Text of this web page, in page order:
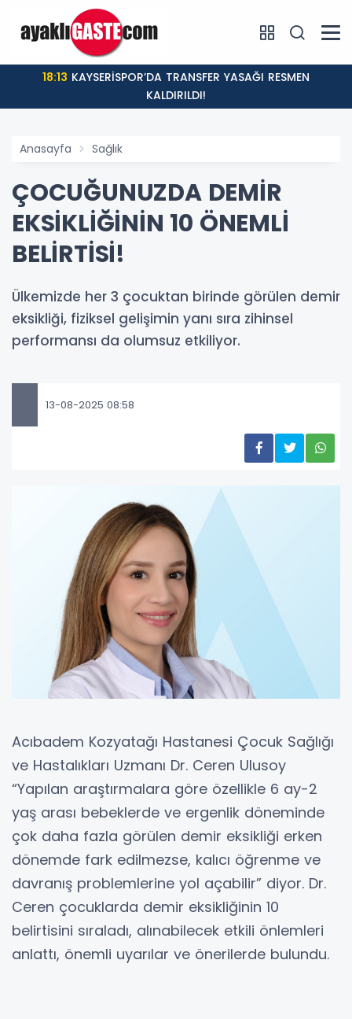
18:13
KALDIRILDI!
Anasayfa Sağlık
ÇOCUĞUNUZDA DEMİR
EKSİKLİĞİNİN 10 ÖNEMLİ
BELİRTİSİ!
Ülkemizde her 3 çocuktan birinde görülen demir
eksikliği, fiziksel gelişimin yanı sıra zihinsel
performansı da olumsuz etkiliyor.
13-08-2025 08:58
Acıbadem Kozyatağı Hastanesi Çocuk Sağlığı
ve Hastalıkları Uzmanı Dr. Ceren Ulusoy
“Yapılan araştırmalara göre özellikle 6 ay-2
yaş arası bebeklerde ve ergenlik döneminde
çok daha fazla görülen demir eksikliği erken
dönemde fark edilmezse, kalıcı öğrenme ve
davranış problemlerine yol açabilir” diyor. Dr.
Ceren çocuklarda demir eksikliğinin 10
belirtisini sıraladı, alınabilecek etkili önlemleri
anlattı, önemli uyarılar ve önerilerde bulundu.